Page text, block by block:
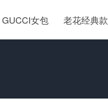
GUCCI女包 老花经典款